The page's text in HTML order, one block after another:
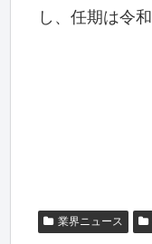
し、任期は令
業界ニュース